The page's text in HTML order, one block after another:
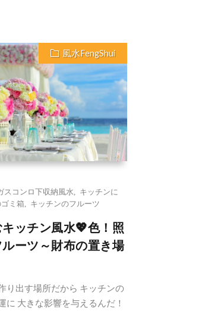
風水FengShui
スコンロ下収納風水
キッチンに
ミ箱 キッチンのフルーツ
ッチン風水💖色！照
ーツ～財布の置き場
り出す場所だから キッチンの
に 大きな影響を与えるんだ！